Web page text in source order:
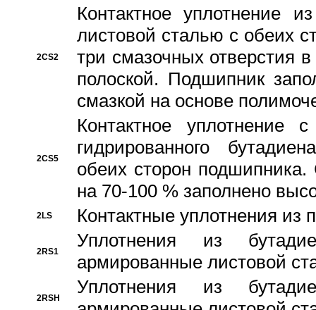
2CS2
Контактное уплотнение
листовой сталью с обеих
три смазочных отверстия
полоской. Подшипник
смазкой на основе
2CS5
Контактное уплотнение
гидрированного
обеих сторон
на 70-100 % заполнено
2LS Контактные уплотнения из
2RS1
Уплотнения из
армированные листовой
2RSH
Уплотнения из